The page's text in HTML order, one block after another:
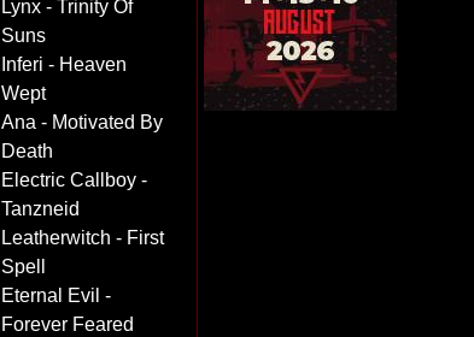
Lynx - Trinity Of
Suns
Inferi - Heaven
Wept
Ana - Motivated By
Death
Electric Callboy -
Tanzneid
Leatherwitch - First
Spell
Eternal Evil -
Forever Feared